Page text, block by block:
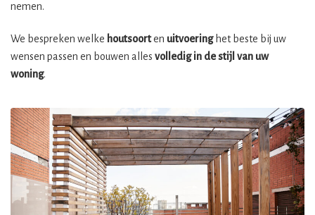
nemen.
We bespreken welke houtsoorten uitvoeringhet beste bij uw
wensen passen en bouwen alles volledig in de stijl van uw
woning.